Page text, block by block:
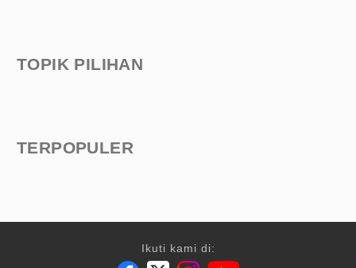
TOPIK PILIHAN
TERPOPULER
Ikuti kami di: